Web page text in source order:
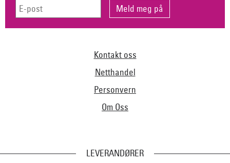
Kontakt oss
Netthandel
Personvern
Om Oss
LEVERANDØRER